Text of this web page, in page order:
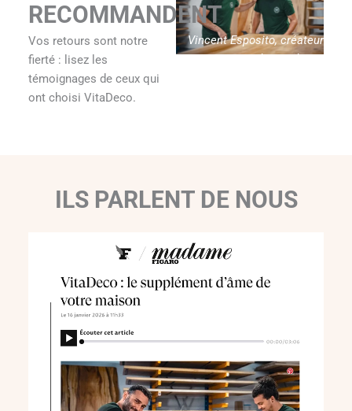
Vincent Esposito, créateur
de Vitadeco
RECOMMANDENT
Vos retours sont notre
fierté : lisez les
témoignages de ceux qui
ont choisi VitaDeco.
ILS PARLENT DE NOUS